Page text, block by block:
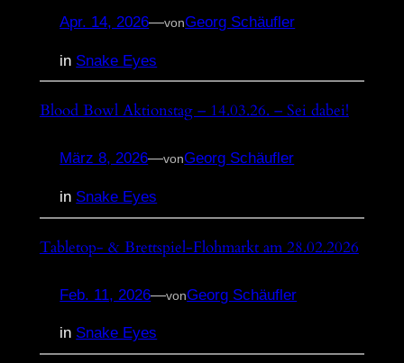
Apr. 14, 2026—vonGeorg Schäufler
in Snake Eyes
Blood Bowl Aktionstag – 14.03.26. – Sei dabei!
März 8, 2026—vonGeorg Schäufler
in Snake Eyes
Tabletop- & Brettspiel-Flohmarkt am 28.02.2026
Feb. 11, 2026—vonGeorg Schäufler
in Snake Eyes